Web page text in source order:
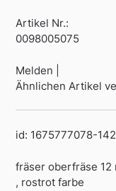
Artikel Nr.:
0098005075
Melden |
Ähnlichen Artikel
id: 1675777078-
fräser oberfräse 12
, rostrot farbe